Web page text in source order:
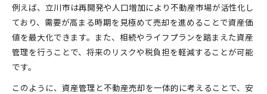
例えば、立川市は再開発や人口増加により不動産市場が活性化し
ており、需要が高まる時期を見極めて売却を進めることで資産価
値を最大化できます。また、相続やライフプランを踏まえた資産
管理を行うことで、将来のリスクや税負担を軽減することが可能
です。
このように、資産管理と不動産売却を一体的に考えることで、安